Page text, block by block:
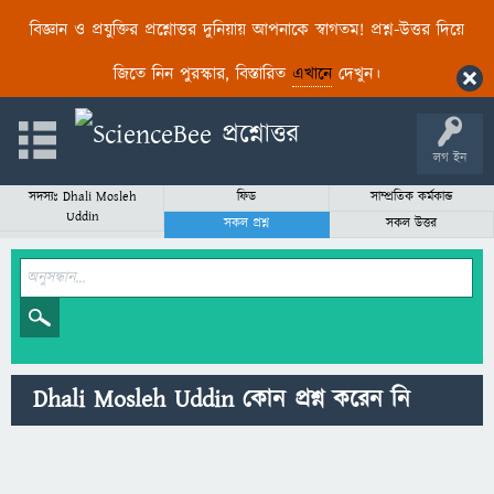
বিজ্ঞান ও প্রযুক্তির প্রশ্নোত্তর দুনিয়ায় আপনাকে স্বাগতম! প্রশ্ন-উত্তর দিয়ে
জিতে নিন পুরস্কার, বিস্তারিত এখানেদেখুন।
লগ ইন
সদস্যঃ Dhali Mosleh
Uddin
ফিড
সাম্প্রতিক কর্মকান্ড
সকল প্রশ্ন
সকল উত্তর
Dhali Mosleh Uddin কোন প্রশ্ন করেন নি